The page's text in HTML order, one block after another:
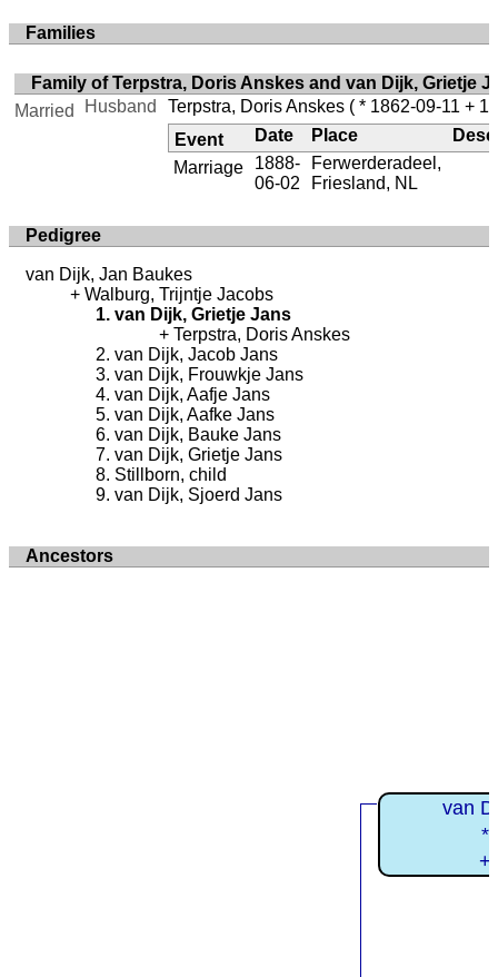
Families
Family of Terpstra, Doris Anskes and van Dijk, Grietje
Married
Husband Terpstra, Doris Anskes ( * 1862-09-11 +
Event
Date Place
Marriage
1888-
06-02
Ferwerderadeel,
Friesland, NL
Pedigree
van Dijk, Jan Baukes
Walburg, Trijntje Jacobs
van Dijk, Grietje Jans
Terpstra, Doris Anskes
van Dijk, Jacob Jans
van Dijk, Frouwkje Jans
van Dijk, Aafje Jans
van Dijk, Aafke Jans
van Dijk, Bauke Jans
van Dijk, Grietje Jans
Stillborn, child
van Dijk, Sjoerd Jans
Ancestors
van